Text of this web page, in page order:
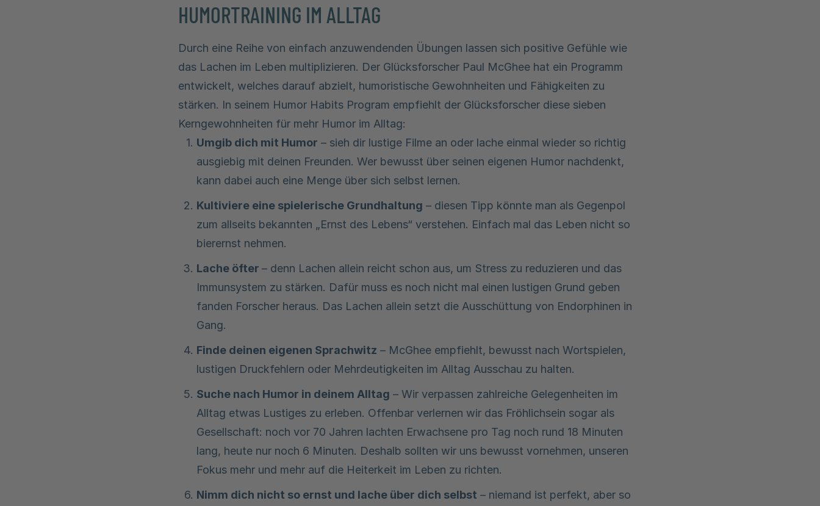
HUMORTRAINING IM ALLTAG
Durch eine Reihe von einfach anzuwendenden Übungen lassen sich positive Gefühle wie
das Lachen im Leben multiplizieren. Der Glücksforscher Paul McGhee hat ein Programm
entwickelt, welches darauf abzielt, humoristische Gewohnheiten und Fähigkeiten zu
stärken. In seinem Humor Habits Program empfiehlt der Glücksforscher diese sieben
Kerngewohnheiten für mehr Humor im Alltag:
Umgib dich mit Humor – sieh dir lustige Filme an oder lache einmal wieder so richtig
ausgiebig mit deinen Freunden. Wer bewusst über seinen eigenen Humor nachdenkt,
kann dabei auch eine Menge über sich selbst lernen.
Kultiviere eine spielerische Grundhaltung – diesen Tipp könnte man als Gegenpol
zum allseits bekannten „Ernst des Lebens“ verstehen. Einfach mal das Leben nicht so
bierernst nehmen.
Lache öfter – denn Lachen allein reicht schon aus, um Stress zu reduzieren und das
Immunsystem zu stärken. Dafür muss es noch nicht mal einen lustigen Grund geben
fanden Forscher heraus. Das Lachen allein setzt die Ausschüttung von Endorphinen in
Gang.
Finde deinen eigenen Sprachwitz – McGhee empfiehlt, bewusst nach Wortspielen,
lustigen Druckfehlern oder Mehrdeutigkeiten im Alltag Ausschau zu halten.
Suche nach Humor in deinem Alltag – Wir verpassen zahlreiche Gelegenheiten im
Alltag etwas Lustiges zu erleben. Offenbar verlernen wir das Fröhlichsein sogar als
Gesellschaft: noch vor 70 Jahren lachten Erwachsene pro Tag noch rund 18 Minuten
lang, heute nur noch 6 Minuten. Deshalb sollten wir uns bewusst vornehmen, unseren
Fokus mehr und mehr auf die Heiterkeit im Leben zu richten.
Nimm dich nicht so ernst und lache über dich selbst – niemand ist perfekt, aber so